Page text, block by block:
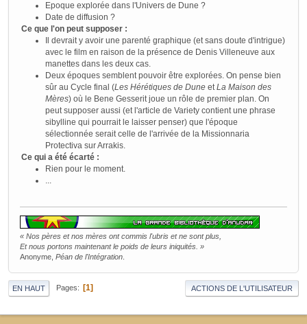
Epoque explorée dans l'Univers de Dune ?
Date de diffusion ?
Ce que l'on peut supposer :
Il devrait y avoir une parenté graphique (et sans doute d'intrigue)
avec le film en raison de la présence de Denis Villeneuve aux
manettes dans les deux cas.
Deux époques semblent pouvoir être explorées. On pense bien
sûr au Cycle final (Les Hérétiques de Dune etLa Maison des
Mères) où le Bene Gesserit joue un rôle de premier plan. On
peut supposer aussi (et l'article de Variety contient une phrase
sibylline qui pourrait le laisser penser) que l'époque
sélectionnée serait celle de l'arrivée de la Missionnaria
Protectiva sur Arrakis.
Ce qui a été écarté :
Rien pour le moment.
...
« Nos pères et nos mères ont commis l'ubris et ne sont plus,
Et nous portons maintenant le poids de leurs iniquités. »
Anonyme, Péan de l'Intégration
EN HAUT Pages 1 ACTIONS DE L'UTILISATEUR